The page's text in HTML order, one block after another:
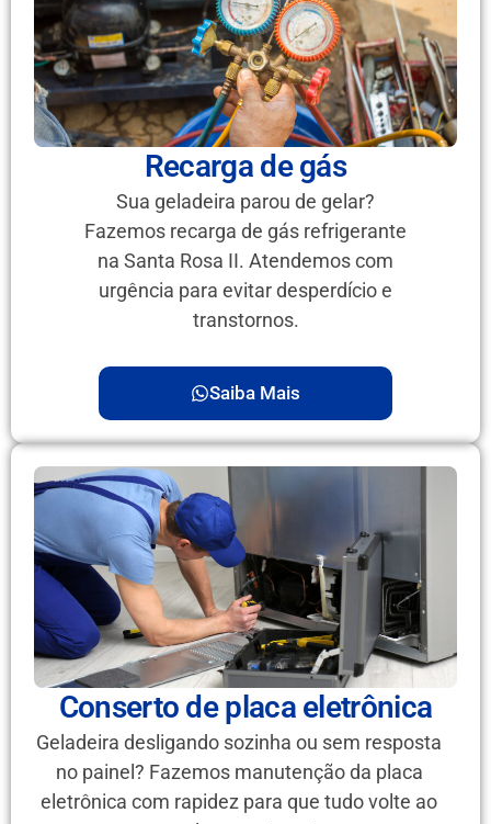
Recarga de gás
Sua geladeira parou de gelar?
Fazemos recarga de gás refrigerante
na Santa Rosa II. Atendemos com
urgência para evitar desperdício e
transtornos.
Saiba Mais
Conserto de placa eletrônica
Geladeira desligando sozinha ou sem resposta
no painel? Fazemos manutenção da placa
eletrônica com rapidez para que tudo volte ao